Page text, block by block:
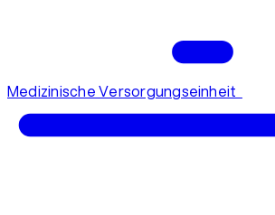
Medizinische Versorgungseinheit